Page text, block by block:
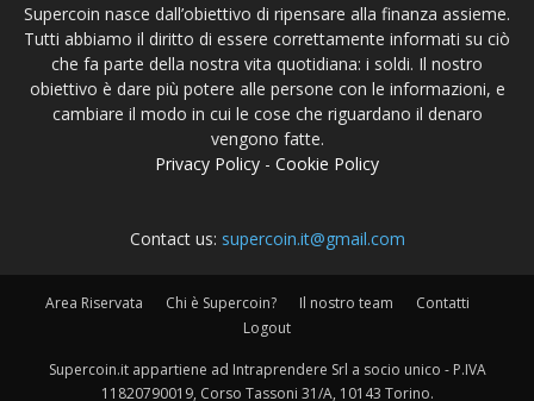
Supercoin nasce dall’obiettivo di ripensare alla finanza assieme.
Tutti abbiamo il diritto di essere correttamente informati su ciò
che fa parte della nostra vita quotidiana: i soldi. Il nostro
obiettivo è dare più potere alle persone con le informazioni, e
cambiare il modo in cui le cose che riguardano il denaro
vengono fatte.
Privacy Policy - Cookie Policy
Contact us: supercoin.it@gmail.com
Area Riservata Chi è Supercoin? Il nostro team
Contatti
Logout
Supercoin.it appartiene ad Intraprendere Srl a socio unico - P.IVA
11820790019, Corso Tassoni 31/A, 10143 Torino.